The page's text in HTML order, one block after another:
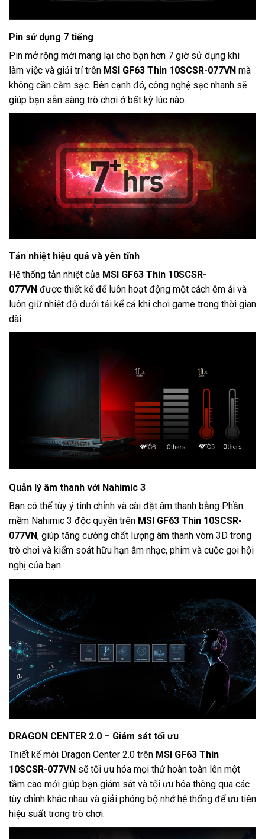
Pin sử dụng 7 tiếng
Pin mở rộng mới mang lại cho bạn hơn 7 giờ sử dụng khi
làm việc và giải trí trên MSI GF63 Thin 10SCSR-077VN mà
không cần cắm sạc. Bên cạnh đó, công nghệ sạc nhanh sẽ
giúp bạn sẵn sàng trò chơi ở bất kỳ lúc nào.
Tản nhiệt hiệu quả và yên tĩnh
Hệ thống tản nhiệt của MSI GF63 Thin 10SCSR-
077VN được thiết kế để luôn hoạt động một cách êm ái và
luôn giữ nhiệt độ dưới tải kể cả khi chơi game trong thời gian
dài.
Quản lý âm thanh với Nahimic 3
Bạn có thể tùy ý tinh chỉnh và cài đặt âm thanh bằng Phần
mềm Nahimic 3 độc quyền trên MSI GF63 Thin 10SCSR-
077VN, giúp tăng cường chất lượng âm thanh vòm 3D trong
trò chơi và kiểm soát hữu hạn âm nhạc, phim và cuộc gọi hội
nghị của bạn.
DRAGON CENTER 2.0 – Giám sát tối ưu
Thiết kế mới Dragon Center 2.0 trên MSI GF63 Thin
10SCSR-077VN sẽ tối ưu hóa mọi thứ hoàn toàn lên một
tầm cao mới giúp bạn giám sát và tối ưu hóa thông qua các
tùy chỉnh khác nhau và giải phóng bộ nhớ hệ thống để ưu tiên
hiệu suất trong trò chơi.